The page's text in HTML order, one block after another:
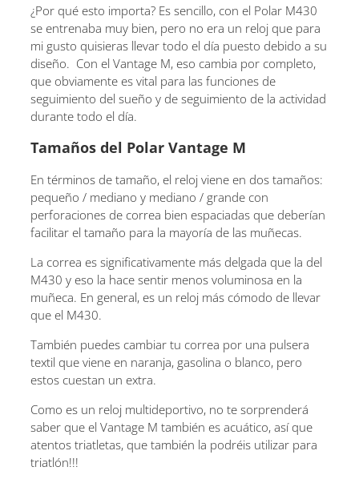
¿Por qué esto importa? Es sencillo, con el Polar M430
se entrenaba muy bien, pero no era un reloj que para
mi gusto quisieras llevar todo el día puesto debido a su
diseño. Con el Vantage M, eso cambia por completo,
que obviamente es vital para las funciones de
seguimiento del sueño y de seguimiento de la actividad
durante todo el día.
Tamaños del Polar Vantage M
En términos de tamaño, el reloj viene en dos tamaños:
pequeño / mediano y mediano / grande con
perforaciones de correa bien espaciadas que deberían
facilitar el tamaño para la mayoría de las muñecas.
La correa es significativamente más delgada que la del
M430 y eso la hace sentir menos voluminosa en la
muñeca. En general, es un reloj más cómodo de llevar
que el M430.
También puedes cambiar tu correa por una pulsera
textil que viene en naranja, gasolina o blanco, pero
estos cuestan un extra.
Como es un reloj multideportivo, no te sorprenderá
saber que el Vantage M también es acuático, así que
atentos triatletas, que también la podréis utilizar para
triatlón!!!